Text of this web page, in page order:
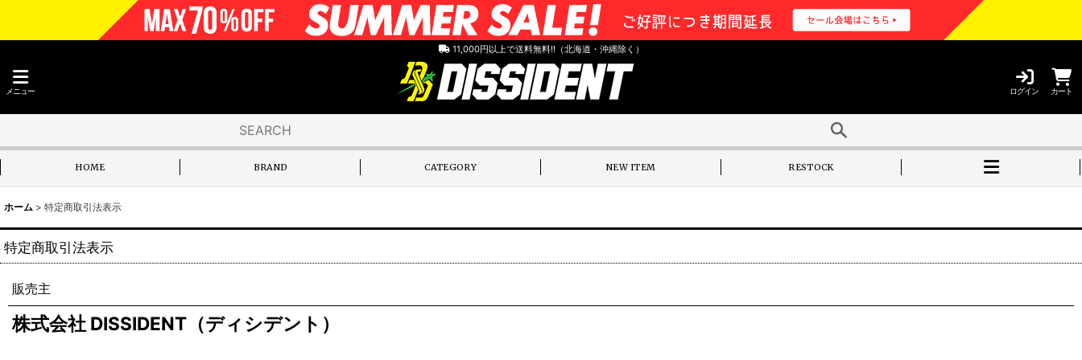
11,000円以上で送料無料!!（北海道・沖縄除く）
メニュー ログイン カート
HOME BRAND CATEGORY NEW ITEM RESTOCK
ホーム > 特定商取引法表示
特定商取引法表示
販売主
株式会社 DISSIDENT（ディシデント）